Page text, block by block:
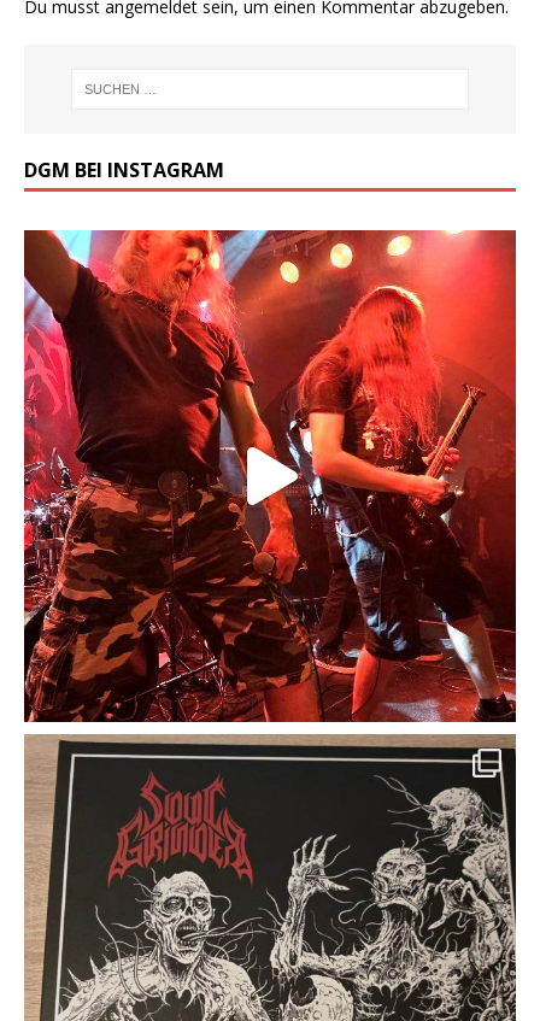
Du musst angemeldet sein, um einen Kommentar abzugeben.
DGM BEI INSTAGRAM